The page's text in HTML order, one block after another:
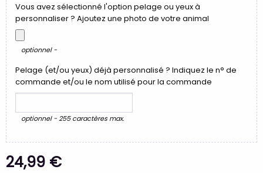
Vous avez sélectionné l'option pelage ou yeux à
personnaliser ? Ajoutez une photo de votre animal
optionnel -
Pelage (et/ou yeux) déjà personnalisé ? Indiquez le n° de
commande et/ou le nom utilisé pour la commande
optionnel - 255 caractères max.
24,99 €